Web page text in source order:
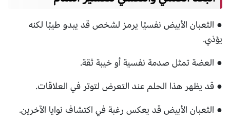
● الثعبان الأبيض نفسيًا يرمز لشخص قد يبدو طيبًا لكنه
يؤذي.
● العضة تمثل صدمة نفسية أو خيبة ثقة.
● قد يظهر هذا الحلم عند التعرض لتوتر في العلاقات.
● الثعبان الأبيض قد يعكس رغبة في اكتشاف نوايا الآخرين.